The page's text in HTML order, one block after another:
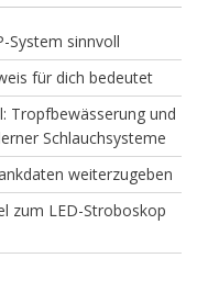
System sinnvoll
für dich bedeutet
Tropfbewässerung und
Schlauchsysteme
weiterzugeben
zum LED-Stroboskop